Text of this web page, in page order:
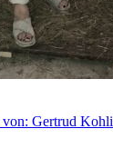
von: Gertrud Kohli